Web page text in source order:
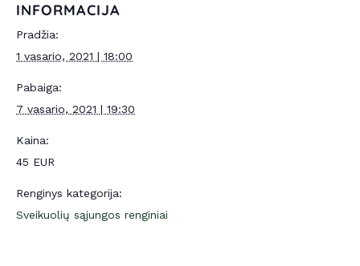
INFORMACIJA
Pradžia:
1 vasario, 2021 | 18:00
Pabaiga:
7 vasario, 2021 | 19:30
Kaina:
45 EUR
Renginys kategorija:
Sveikuolių sąjungos renginiai